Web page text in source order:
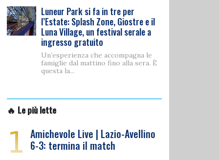
Luneur Park si fa in tre per
l’Estate: Splash Zone, Giostre e il
Luna Village, un festival serale a
ingresso gratuito
Un’esperienza che accompagna le
famiglie dal mattino fino alla sera. È
questa la...
🔥 Le più lette
1 Amichevole Live | Lazio-Avellino
6-3: termina il match